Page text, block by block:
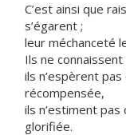
C’est ainsi que
s’égarent ;
leur méchanceté
Ils ne
ils n’espèrent
récompensée,
ils n’estiment
glorifiée.